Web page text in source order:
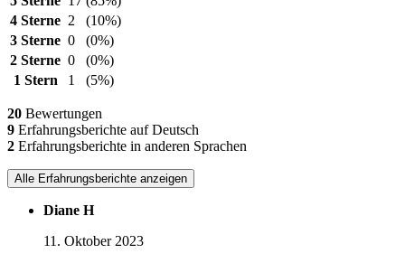
4 Sterne 2
(10%)
3 Sterne 0
(0%)
2 Sterne 0
(0%)
1 Stern
1 (5%)
20 Bewertungen
9 Erfahrungsberichte auf Deutsch
2 Erfahrungsberichte in anderen Sprachen
Alle Erfahrungsberichte anzeigen
Diane H
11. Oktober 2023